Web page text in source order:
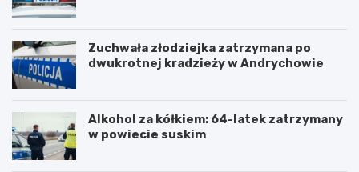
Zuchwała złodziejka zatrzymana po
dwukrotnej kradzieży w Andrychowie
Alkohol za kółkiem: 64-latek zatrzymany
w powiecie suskim